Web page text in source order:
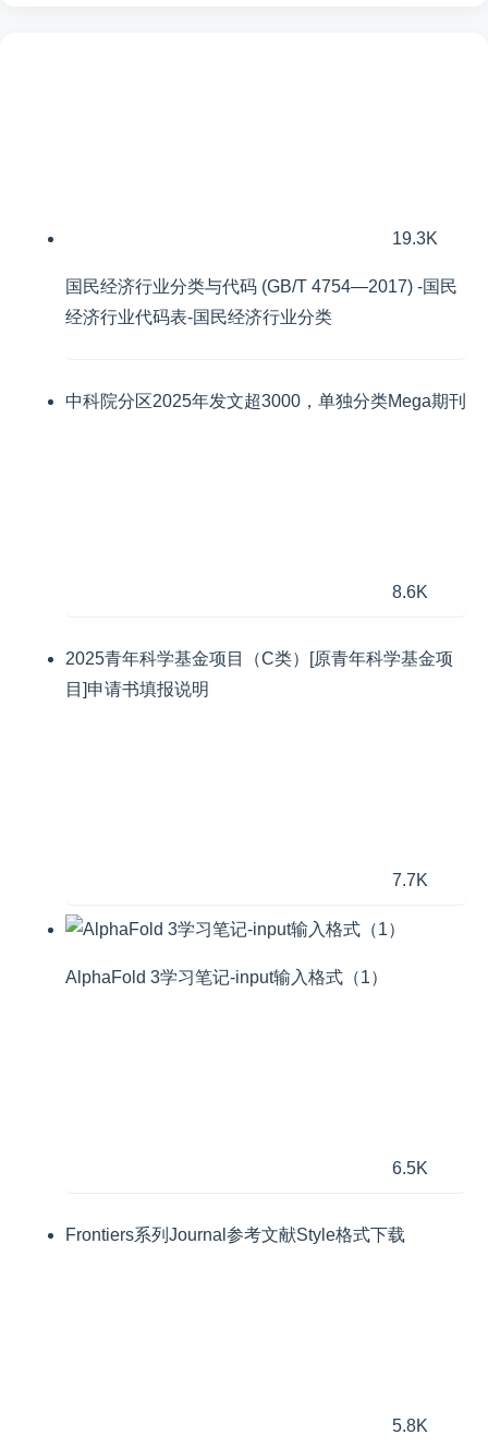
19.3K
国民经济行业分类与代码 (GB/T 4754—2017) -国民
经济行业代码表-国民经济行业分类
中科院分区2025年发文超3000，单独分类Mega期刊
8.6K
2025青年科学基金项目（C类）[原青年科学基金项
目]申请书填报说明
7.7K
AlphaFold 3学习笔记-input输入格式（1）
6.5K
Frontiers系列Journal参考文献Style格式下载
5.8K